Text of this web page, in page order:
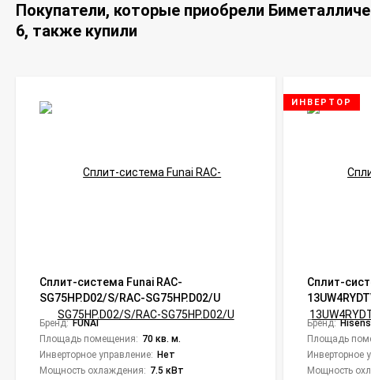
Покупатели, которые приобрели
6, также купили
Сплит-система Funai RAC-
SG75HP.D02/S/RAC-SG75HP.D02/U
Shogun
Бренд: FUNAI
Площадь помещения: 70 кв. м.
Инверторное управление: Нет
Мощность охлаждения: 7.5 кВт
ИНВЕРТОР
Сплит-
Expert Pro
Бренд:
Площадь
Инверторное
Мощность